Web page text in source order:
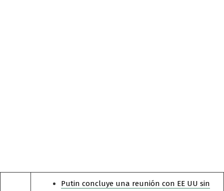
Putin concluye una reunión con EE UU sin